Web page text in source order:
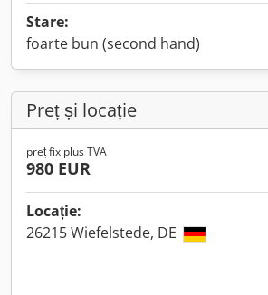
Stare:
foarte bun (second hand)
Preț și locație
preț fix plus TVA
980 EUR
Locație:
26215 Wiefelstede, DE